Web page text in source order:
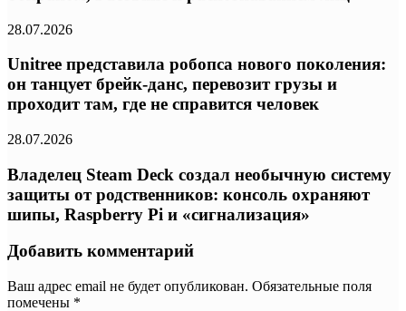
28.07.2026
Unitree представила робопса нового поколения:
он танцует брейк-данс, перевозит грузы и
проходит там, где не справится человек
28.07.2026
Владелец Steam Deck создал необычную систему
защиты от родственников: консоль охраняют
шипы, Raspberry Pi и «сигнализация»
Добавить комментарий
Ваш адрес email не будет опубликован. Обязательные поля
помечены *